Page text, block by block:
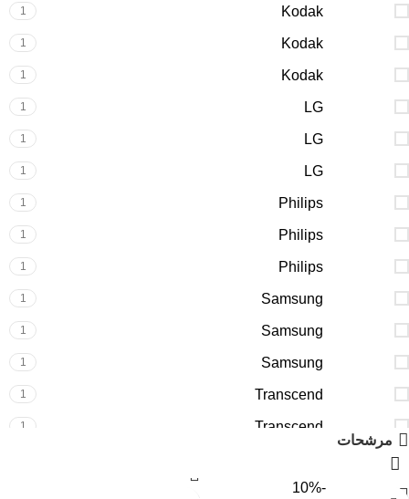
Kodak
1
Kodak
1
Kodak
1
LG
1
LG
1
LG
1
Philips
1
Philips
1
Philips
1
Samsung
1
Samsung
1
Samsung
1
Transcend
1
Transcend
1
Viewsonic
مرشحات
-10%